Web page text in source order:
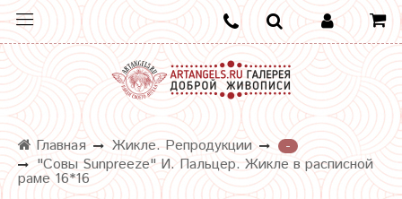
Главная Жикле. Репродукции
-
"Совы Sunpreeze" И. Пальцер. Жикле в расписной
раме 16*16